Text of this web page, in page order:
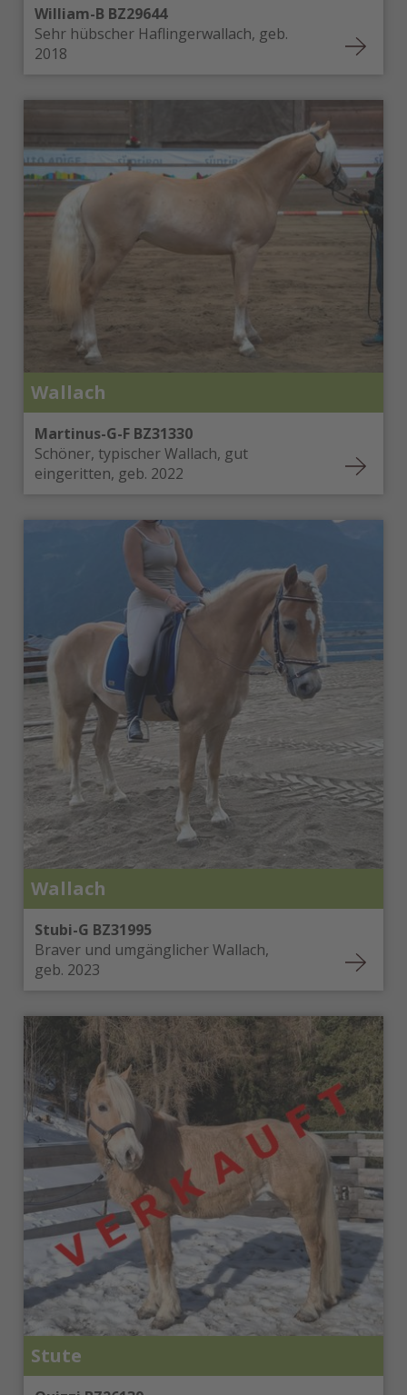
William-B BZ29644
Sehr hübscher Haflingerwallach, geb.
2018
Wallach
Martinus-G-F BZ31330
Schöner, typischer Wallach, gut
eingeritten, geb. 2022
Wallach
Stubi-G BZ31995
Braver und umgänglicher Wallach,
geb. 2023
Stute